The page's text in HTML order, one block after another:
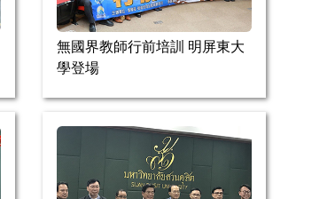
無國界教師行前培訓 明屏東大
學登場